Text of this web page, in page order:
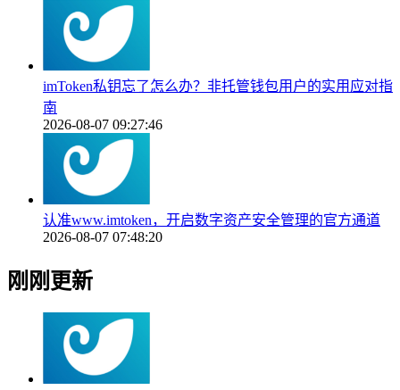
imToken私钥忘了怎么办？非托管钱包用户的实用应对指
南
2026-08-07 09:27:46
认准www.imtoken，开启数字资产安全管理的官方通道
2026-08-07 07:48:20
刚刚更新